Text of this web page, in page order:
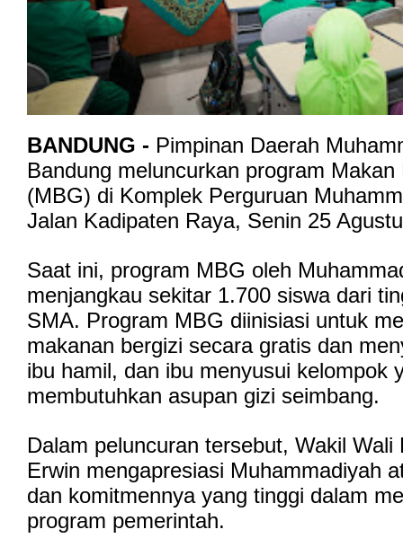
BANDUNG - Pimpinan Daerah
Bandung meluncurkan program
(MBG) di Komplek Perguruan
Jalan Kadipaten Raya, Senin 25
Saat ini, program MBG oleh
menjangkau sekitar 1.700 siswa dari
SMA. Program MBG diinisiasi untuk
makanan bergizi secara gratis dan
ibu hamil, dan ibu menyusui kelompok
membutuhkan asupan gizi seimbang.
Dalam peluncuran tersebut, Wakil Wali
Erwin mengapresiasi Muhammadiyah
dan komitmennya yang tinggi dalam
program pemerintah.